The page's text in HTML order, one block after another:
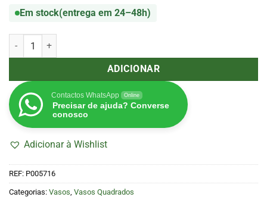
Em stock(entrega em 24–48h)
Quantidade de Vaso Quadrado Preto Reforçado 15x15x20cm (3.5L)
ADICIONAR
Contactos WhatsApp Online
Precisar de ajuda? Converse
conosco
Adicionar à Wishlist
REF: P005716
Categorias: Vasos Vasos Quadrados